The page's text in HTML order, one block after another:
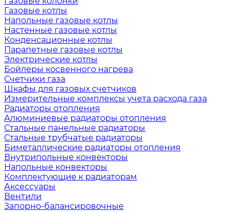
Газовые котлы
Напольные газовые котлы
Настенные газовые котлы
Конденсационные котлы
Парапетные газовые котлы
Электрические котлы
Бойлеры косвенного нагрева
Счетчики газа
Шкафы для газовых счетчиков
Измерительные комплексы учета расхода газа
Радиаторы отопления
Алюминиевые радиаторы отопления
Стальные панельные радиаторы
Стальные трубчатые радиаторы
Биметаллические радиаторы отопления
Внутрипольные конвекторы
Напольные конвекторы
Комплектующие к радиаторам
Аксессуары
Вентили
Запорно-балансировочные